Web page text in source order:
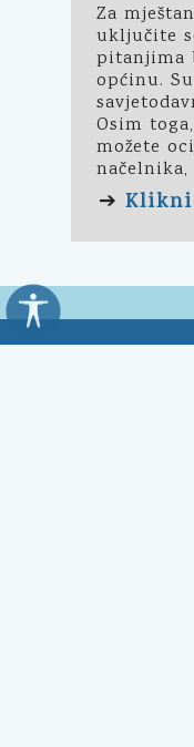
Za
uključite
pitanjima
općinu.
Osim
možete
➔